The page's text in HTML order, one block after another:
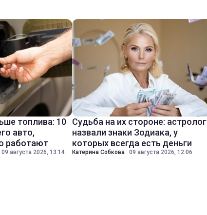
топлива: 10
авто,
работают
09 августа 2026, 13:14
Судьба на их стороне:
назвали знаки Зодиака, у
которых всегда есть деньги
Катерина Собкова · 09 августа 2026, 12:06